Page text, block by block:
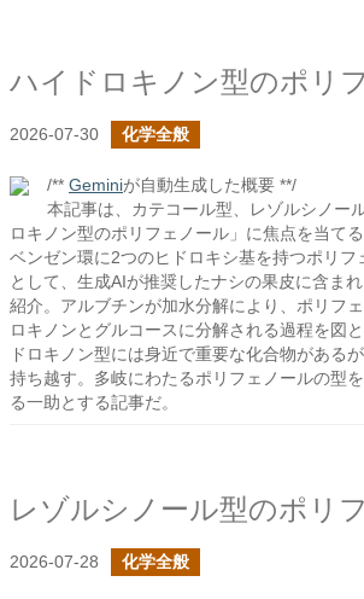
ハイドロキノン型のポリ
2026-07-30 化学全般
/** Geminiが自動生成した概要 **/
本記事は、カテコール型、レゾルシノー
ロキノン型のポリフェノール」に焦点を当て
ベンゼン環に2つのヒドロキシ基を持つポリフ
として、生成AIが推奨したナシの果皮に含ま
紹介。アルブチンが加水分解により、ポリフ
ロキノンとグルコースに分解される過程を図
ドロキノン型には身近で重要な化合物がある
持ち越す。多岐にわたるポリフェノールの型
る一助とする記事だ。
レゾルシノール型のポリ
2026-07-28 化学全般